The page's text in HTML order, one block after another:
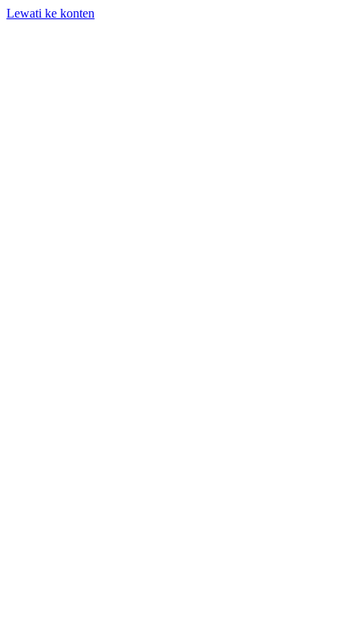
Lewati ke konten